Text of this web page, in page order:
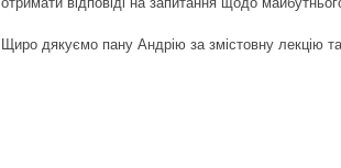
Щиро дякуємо пану Андрію за змістовну лекцію